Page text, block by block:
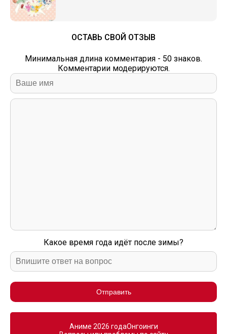
ОСТАВЬ СВОЙ ОТЗЫВ
Минимальная длина комментария - 50 знаков.
Комментарии модерируются.
Какое время года идёт после зимы?
Отправить
Аниме 2026 годаОнгоинги